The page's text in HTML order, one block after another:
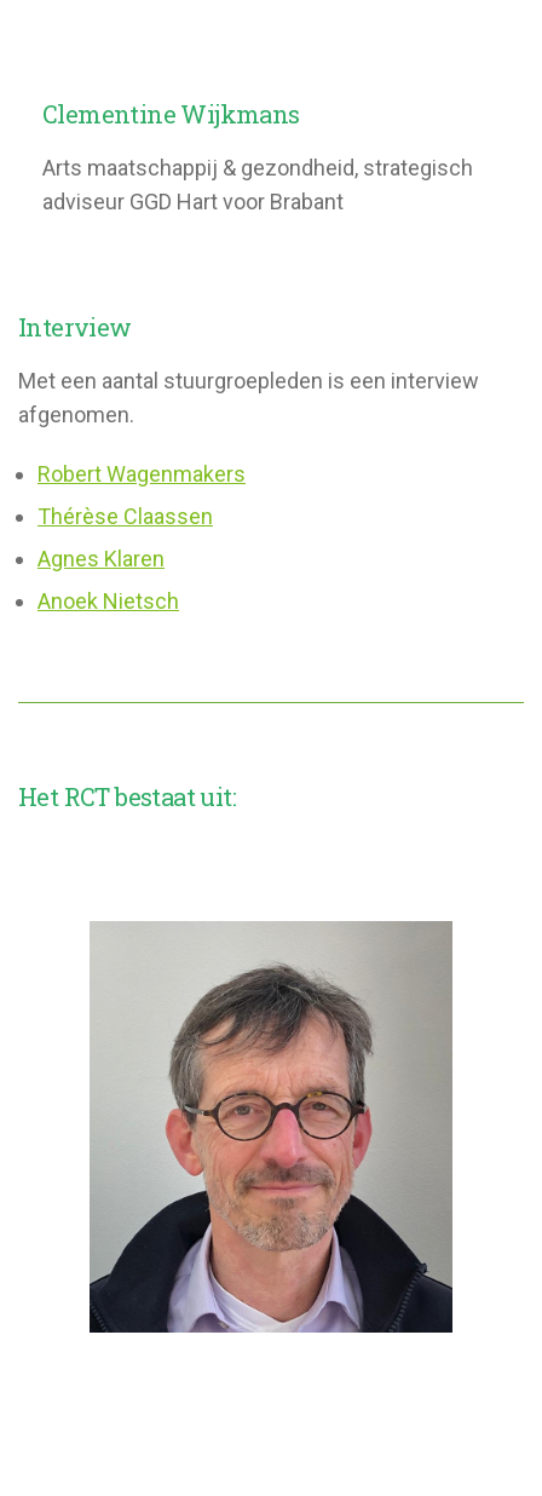
Clementine Wijkmans
Arts maatschappij & gezondheid, strategisch
adviseur GGD Hart voor Brabant
Interview
Met een aantal stuurgroepleden is een interview
afgenomen.
Robert Wagenmakers
Thérèse Claassen
Agnes Klaren
Anoek Nietsch
Het RCT bestaat uit: